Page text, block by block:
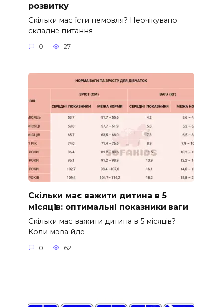
розвитку
Скільки має їсти немовля? Неочікувано
складне питання
0 27
Скільки має важити дитина в 5
місяців: оптимальні показники ваги
Скільки має важити дитина в 5 місяців?
Коли мова йде
0 62